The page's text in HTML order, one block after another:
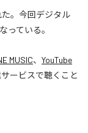
た。今回デジタル
っている。
MUSIC、 YouTube
ービスで聴くこと